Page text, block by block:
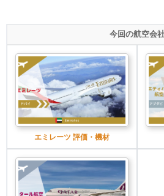
今回の航空会
エミレーツ 評価・機材